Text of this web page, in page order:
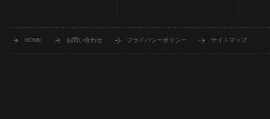
HOME お問い合わせ プライバシーポリシー サイトマップ